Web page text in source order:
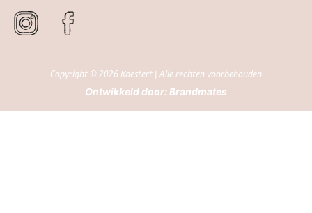
Copyright © 2026 Koestert | Alle rechten voorbehouden
Ontwikkeld door: Brandmates